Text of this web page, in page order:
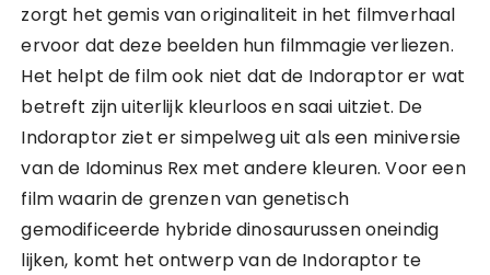
zorgt het gemis van originaliteit in het filmverhaal
ervoor dat deze beelden hun filmmagie verliezen.
Het helpt de film ook niet dat de Indoraptor er wat
betreft zijn uiterlijk kleurloos en saai uitziet. De
Indoraptor ziet er simpelweg uit als een miniversie
van de Idominus Rex met andere kleuren. Voor een
film waarin de grenzen van genetisch
gemodificeerde hybride dinosaurussen oneindig
lijken, komt het ontwerp van de Indoraptor te